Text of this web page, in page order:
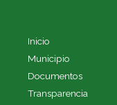
Inicio
Municipio
Documentos
Transparencia